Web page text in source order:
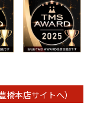
本店サイトへ）